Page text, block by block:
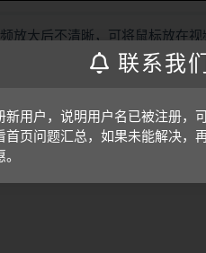
大后不清晰，可将鼠标放在视
较多，请仔细看清标题版本，
联系我们
新用户，说明用户名已被注册，
首页问题汇总，如果未能解决，